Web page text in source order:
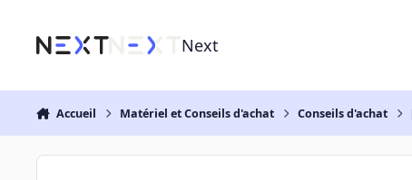
Next
Accueil Matériel et Conseils d'achat Conseils d'achat